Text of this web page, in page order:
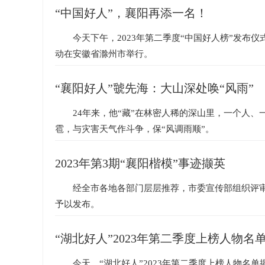
“中国好人”，襄阳再添一名！
今天下午，2023年第二季度“中国好人榜”发布
动在安徽省滁州市举行。
“襄阳好人”虢先海：大山深处唤“风雨”
24年来，他“藏”在林密人稀的深山里，一个人
雹，与灾害天气作斗争，保“风调雨顺”。
2023年第3期“襄阳楷模”事迹撷英
经全市各地各部门层层推荐，市委宣传部组织评
予以发布。
“湖北好人”2023年第二季度上榜人物名